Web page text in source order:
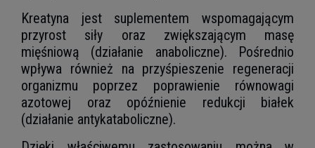
Kreatyna jest suplementem wspomagającym
przyrost siły oraz zwiększającym masę
mięśniową (działanie anaboliczne). Pośrednio
wpływa również na przyśpieszenie regeneracji
organizmu poprzez poprawienie równowagi
azotowej oraz opóźnienie redukcji białek
(działanie antykataboliczne).